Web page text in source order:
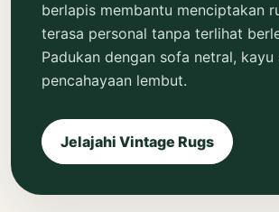
berlapis membantu menciptakan
terasa personal tanpa terlihat
Padukan dengan sofa netral, kayu
pencahayaan lembut.
Jelajahi Vintage Rugs